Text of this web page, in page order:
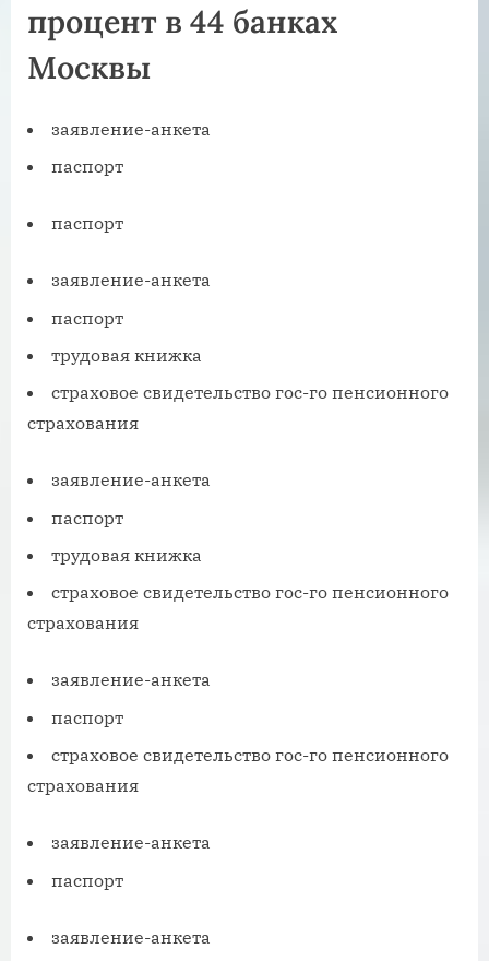
процент в 44 банках
Москвы
заявление-анкета
паспорт
паспорт
заявление-анкета
паспорт
трудовая книжка
страховое свидетельство гос-го пенсионного
страхования
заявление-анкета
паспорт
трудовая книжка
страховое свидетельство гос-го пенсионного
страхования
заявление-анкета
паспорт
страховое свидетельство гос-го пенсионного
страхования
заявление-анкета
паспорт
заявление-анкета